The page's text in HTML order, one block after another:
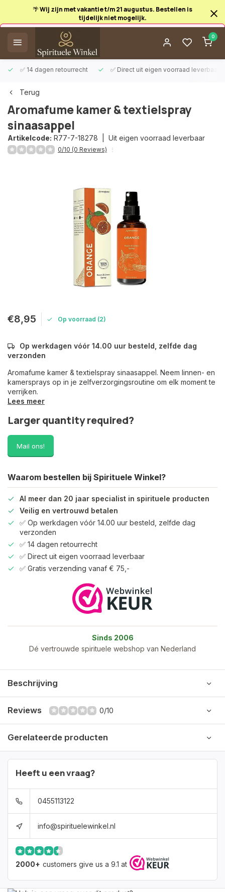
🌴 Wij zijn met vakantie t/m 21 augustus. Bestellen is
tijdelijk niet mogelijk.
0
✅ 14 dagen retourrecht ✅ Direct uit eigen voorraad leverbaar
Afrekenen is uitgeschakeld.
Terug
Aromafume kamer & textielspray
sinaasappel
Artikelcode: R77-7-18278 | Uit eigen voorraad leverbaar
0/10 (0 Reviews)
€8,95 Op voorraad (2)
Op werkdagen vóór 14.00 uur besteld, zelfde dag
verzonden
Aromafume kamer & textielspray sinaasappel. Neem linnen- en
kamersprays op in je zelfverzorgingsroutine om elk moment te
verrijken.
Lees meer
Larger quantity required?
Mail ons!
Waarom bestellen bij Spirituele Winkel?
Al meer dan 20 jaar specialist in spirituele producten
Veilig en vertrouwd betalen
✅ Op werkdagen vóór 14.00 uur besteld, zelfde dag
verzonden
✅ 14 dagen retourrecht
✅ Direct uit eigen voorraad leverbaar
✅ Gratis verzending vanaf € 75,-
Sinds 2006
Dé vertrouwde spirituele webshop van Nederland
Beschrijving
Reviews 0/10
Gerelateerde producten
Heeft u een vraag?
0455113122
info@spirituelewinkel.nl
2000+ customers give us a 9.1 at